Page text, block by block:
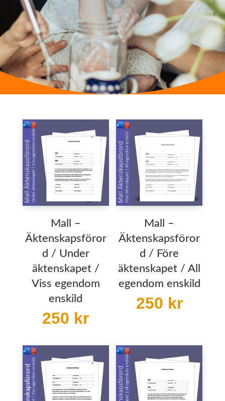
Mall –
Äktenskapsföror
d / Under
äktenskapet /
Viss egendom
enskild
250 kr
Mall –
Äktenskapsföror
d / Före
äktenskapet / All
egendom enskild
250 kr